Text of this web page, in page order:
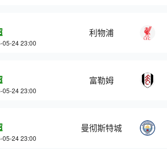
05-24 23:00
利物浦
05-24 23:00
富勒姆
05-24 23:00
曼彻斯特城